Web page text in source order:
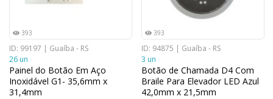
393
ID: 99197 | Guaíba - RS
26 un
Painel do Botão Em Aço
Inoxidável G1- 35,6mm x
31,4mm
393
ID: 94875 | Guaíba - RS
3 un
Botão de Chamada D4 Com
Braile Para Elevador LED Azul
42,0mm x 21,5mm